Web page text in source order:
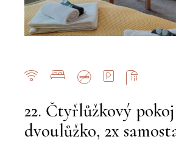
22. Čtyřlůžkový
dvoulůžko, 2x